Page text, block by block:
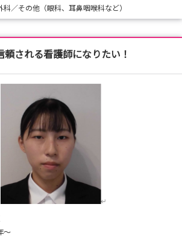
科／その他（眼科、耳鼻咽喉科など）
頼される看護師になりたい！
〜